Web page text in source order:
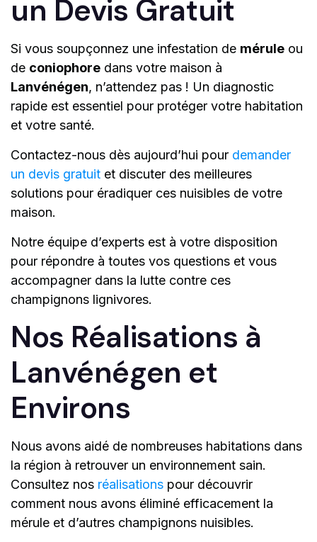
un Devis Gratuit
Si vous soupçonnez une infestation de mérule ou
de coniophore dans votre maison à
Lanvénégen, n’attendez pas ! Un diagnostic
rapide est essentiel pour protéger votre habitation
et votre santé.
Contactez-nous dès aujourd’hui pour demander
un devis gratuit et discuter des meilleures
solutions pour éradiquer ces nuisibles de votre
maison.
Notre équipe d’experts est à votre disposition
pour répondre à toutes vos questions et vous
accompagner dans la lutte contre ces
champignons lignivores.
Nos Réalisations à
Lanvénégen et
Environs
Nous avons aidé de nombreuses habitations dans
la région à retrouver un environnement sain.
Consultez nos réalisations pour découvrir
comment nous avons éliminé efficacement la
mérule et d’autres champignons nuisibles.